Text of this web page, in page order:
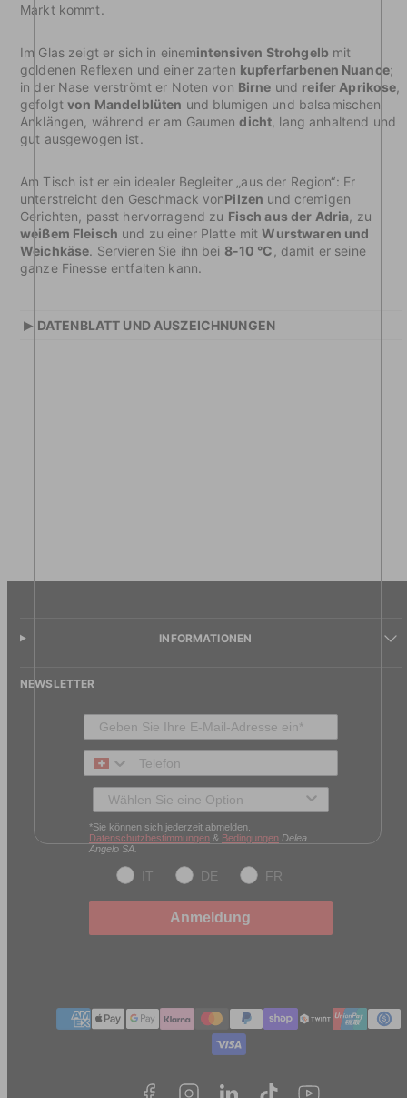
Markt kommt.
Im Glas zeigt er sich in einemintensiven Strohgelb mit
goldenen Reflexen und einer zarten kupferfarbenen Nuance;
in der Nase verströmt er Noten von Birne und reifer Aprikose
gefolgtvon Mandelblüten und blumigen und balsamischen
Anklängen, während er am Gaumendicht , lang anhaltend und
gut ausgewogen ist.
Am Tisch ist er ein idealer Begleiter „aus der Region“: Er
unterstreicht den Geschmack vonPilzen und cremigen
Gerichten, passt hervorragend zu Fisch aus der Adria , zu
weißem Fleisch und zu einer Platte mitWurstwaren und
Weichkäse. Servieren Sie ihn bei 8-10 °C , damit er seine
ganze Finesse entfalten kann.
▸ DATENBLATT UND AUSZEICHNUNGEN
INFORMATIONEN
NEWSLETTER
Telefon
Typ des Kunden
*Sie können sich jederzeit abmelden.
Datenschutzbestimmungen& Bedingungen Delea
Angelo SA.
IT DE FR
Anmeldung
Zahlungmethoden